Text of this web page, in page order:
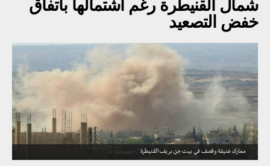
شمال القنيطرة رغم اشتمالها باتفاق
خفض التصعيد
معارك عنيفة وقصف في بيت جن بريف القنيطرة